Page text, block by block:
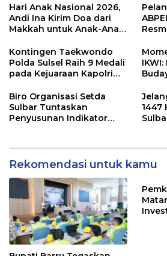
dan Kelurahan
Hari Anak Nasional 2026,
Andi Ina Kirim Doa dari
Makkah untuk Anak-Anak
Kontingen Taekwondo
Polda Sulsel Raih 9 Medali
pada Kejuaraan Kapolri
Pers
Biro Organisasi Setda
Sulbar Tuntaskan
Penyusunan Indikator
1447
Rekomendasi untuk kamu